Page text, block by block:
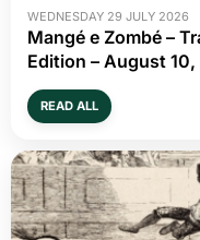
WEDNESDAY 29 JULY 2026
Mangé e Zombé –
Edition – August
READ ALL